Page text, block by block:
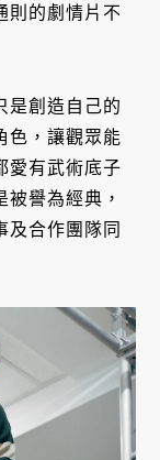
則的劇情片不
是創造自己的
色，讓觀眾能
愛有武術底子
譽為經典，
及合作團隊同